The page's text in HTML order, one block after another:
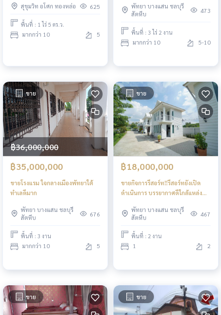
สุขุมวิท อโศก ทองหล่อ 625
พื้นที่ : 1 ไร่ 5 ตร.ว.
มากกว่า 10 5
พัทยา บางแสน ชลบุรี
สัตหีบ
473
พื้นที่ : 3 ไร่ 2 งาน
มากกว่า 10 5-10
ขาย
฿36,000,000
฿35,000,000
ขายโรงแรม ใจกลางเมืองพัทยาใต้
ทำเลดีมาก
พัทยา บางแสน ชลบุรี
สัตหีบ
676
พื้นที่ : 3 งาน
มากกว่า 10 5
ขาย
฿18,000,000
ขายกิจการรีสอร์ท‼️รีสอร์ทยังเปิด
ดำเนินการ บรรยากาศดีใกล้แหล่ง
พัทยา บางแสน ชลบุรี
สัตหีบ
467
พื้นที่ : 2 งาน
1 2
ขาย ขาย